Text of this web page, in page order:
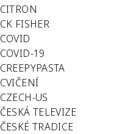
CITRON
CK FISHER
COVID
COVID-19
CREEPYPASTA
CVIČENÍ
CZECH-US
ČESKÁ TELEVIZE
ČESKÉ TRADICE